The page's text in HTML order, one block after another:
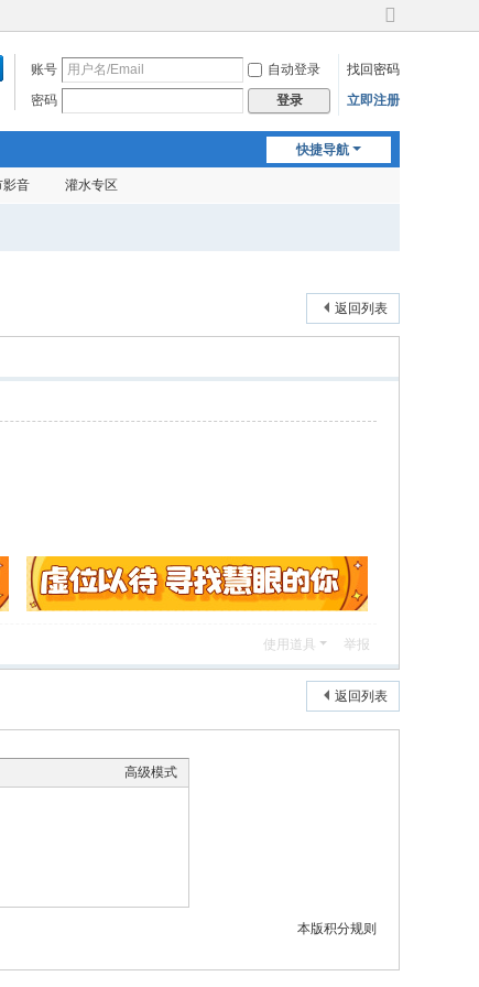
切
到
宽
账号 自动登录
找回密码
密码
登录 立即注册
快捷导航
影音 灌水专区
返回列表
使用道具 举报
返回列表
高级模式
本版积分规则